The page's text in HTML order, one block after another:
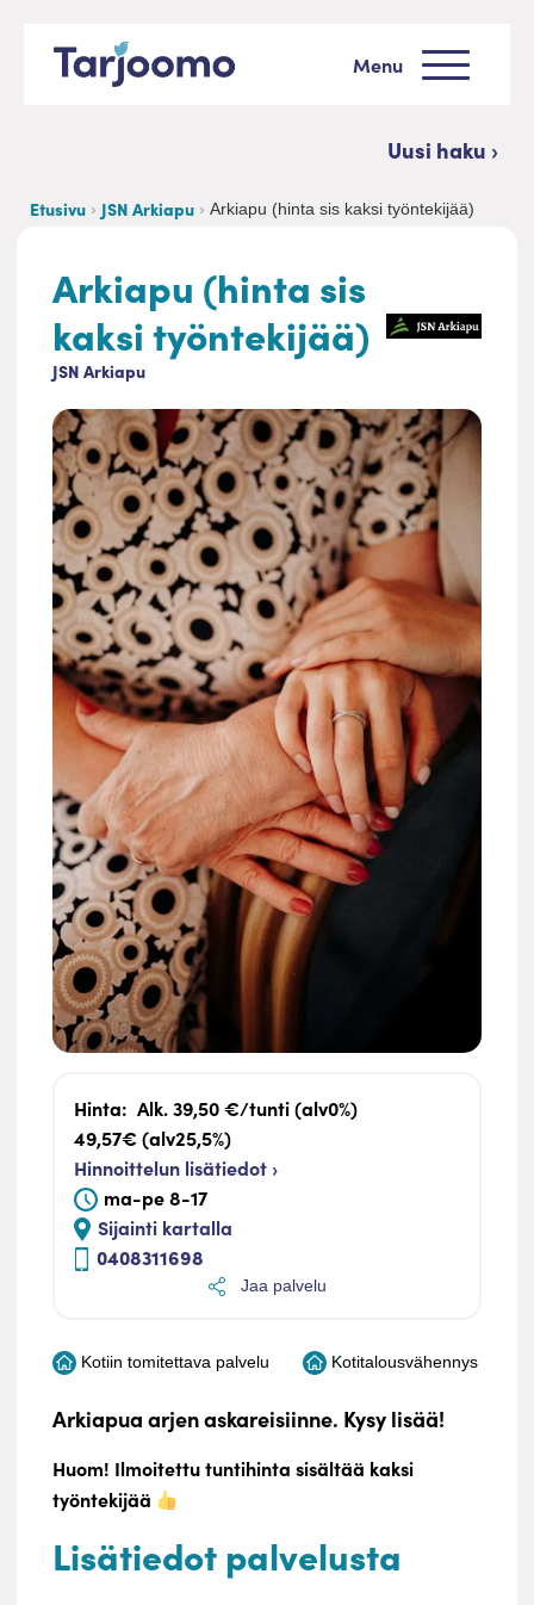
Siirry sisältöön
Menu
Uusi haku ›
Etusivu JSN Arkiapu Arkiapu (hinta sis kaksi työntekijää)
Arkiapu (hinta sis
kaksi työntekijää)
JSN Arkiapu
Hinta: Alk. 39,50 €/tunti (alv0%)
49,57€ (alv25,5%)
Hinnoittelun lisätiedot ›
ma-pe 8-17
Sijainti kartalla
0408311698
Jaa palvelu
Kotiin tomitettava palvelu Kotitalousvähennys
Arkiapua arjen askareisiinne. Kysy lisää!
Huom! Ilmoitettu tuntihinta sisältää kaksi
työntekijää
Lisätiedot palvelusta